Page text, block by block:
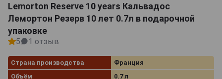
Lemorton Reserve 10 years Кальвадос
Лемортон Резерв 10 лет 0.7л в подарочной
упаковке
5 1 отзыв
Страна производства
Франция
Объём
0.7 л